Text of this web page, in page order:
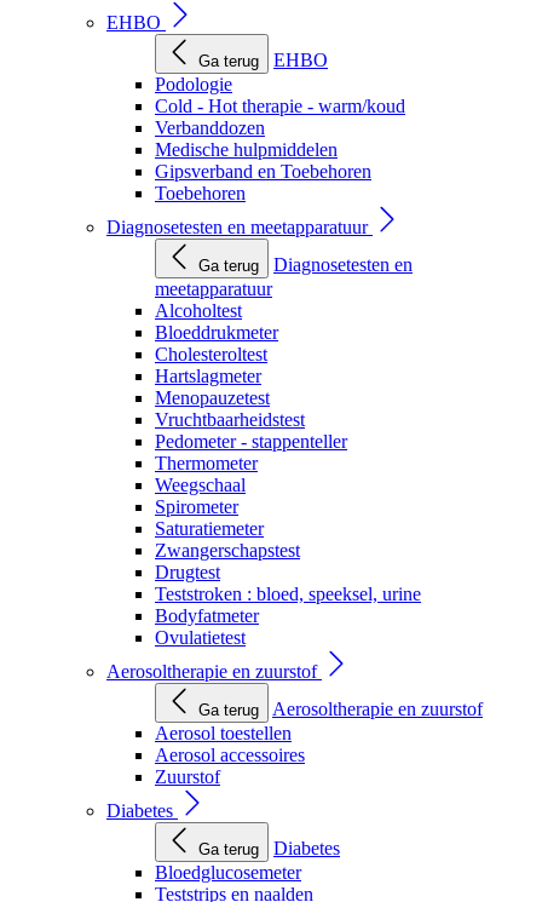
EHBO
Ga terug
EHBO
Podologie
Cold - Hot therapie - warm/koud
Verbanddozen
Medische hulpmiddelen
Gipsverband en Toebehoren
Toebehoren
Diagnosetesten en meetapparatuur
Ga terug
Diagnosetesten en
meetapparatuur
Alcoholtest
Bloeddrukmeter
Cholesteroltest
Hartslagmeter
Menopauzetest
Vruchtbaarheidstest
Pedometer - stappenteller
Thermometer
Weegschaal
Spirometer
Saturatiemeter
Zwangerschapstest
Drugtest
Teststroken : bloed, speeksel, urine
Bodyfatmeter
Ovulatietest
Aerosoltherapie en zuurstof
Ga terug
Aerosoltherapie en zuurstof
Aerosol toestellen
Aerosol accessoires
Zuurstof
Diabetes
Ga terug
Diabetes
Bloedglucosemeter
Teststrips en naalden